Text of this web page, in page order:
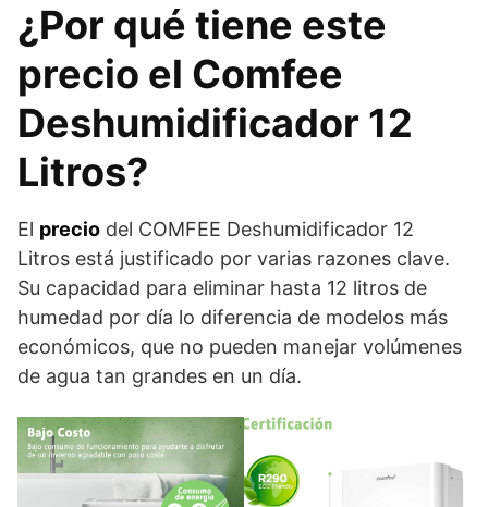
¿Por qué tiene este
precio el Comfee
Deshumidificador 12
Litros?
El precio del COMFEE Deshumidificador 12
Litros está justificado por varias razones clave.
Su capacidad para eliminar hasta 12 litros de
humedad por día lo diferencia de modelos más
económicos, que no pueden manejar volúmenes
de agua tan grandes en un día.